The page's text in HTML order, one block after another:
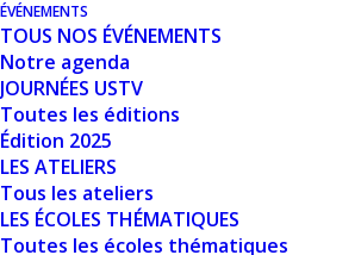
ÉVÉNEMENTS
TOUS NOS ÉVÉNEMENTS
Notre agenda
JOURNÉES USTV
Toutes les éditions
Édition 2025
LES ATELIERS
Tous les ateliers
LES ÉCOLES THÉMATIQUES
Toutes les écoles thématiques
Nombre de fichiers
Date de création
Dernière mise à jour
LA CRÉATION DE